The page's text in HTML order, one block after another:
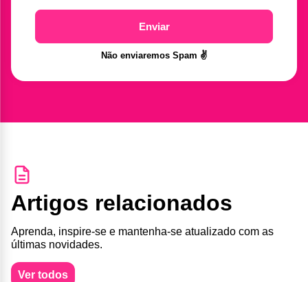
Enviar
Não enviaremos Spam ✌️
Artigos relacionados
Aprenda, inspire-se e mantenha-se atualizado com as
últimas novidades.
Ver todos